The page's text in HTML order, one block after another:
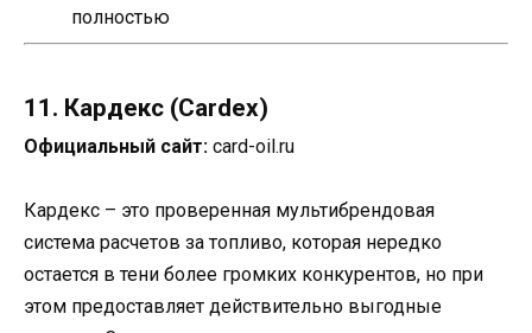
полностью
11. Кардекс (Cardex)
Официальный сайт: card-oil.ru
Кардекс – это проверенная мультибрендовая
система расчетов за топливо, которая нередко
остается в тени более громких конкурентов, но при
этом предоставляет действительно выгодные